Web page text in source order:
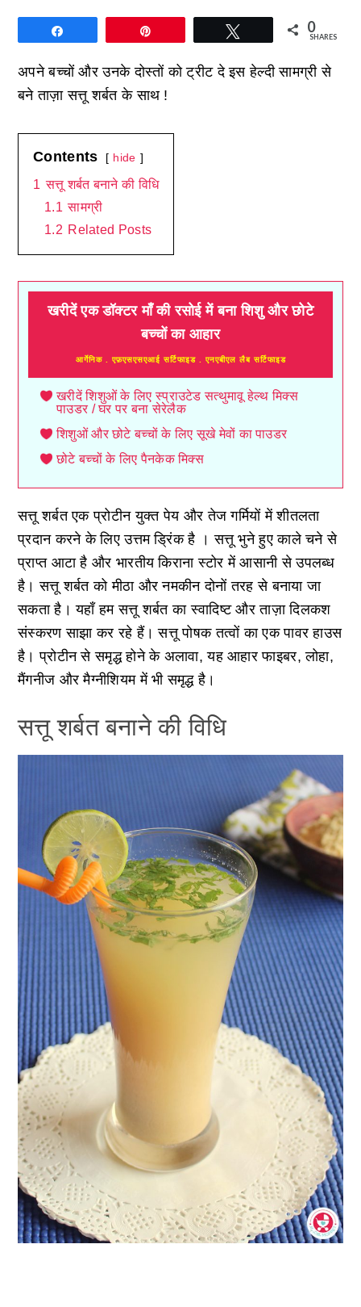
0
SHARES
अपने बच्चों और उनके दोस्तों को ट्रीट दे इस हेल्दी सामग्री से
बने ताज़ा सत्तू शर्बत के साथ !
Contents hide
1 सत्तू शर्बत बनाने की विधि
1.1 सामग्री
1.2 Related Posts
खरीदें एक डॉक्टर माँ की रसोई में बना शिशु और छोटे
बच्चों का आहार
आर्गेनिक . एफ़एसएसएआई सर्टिफाइड . एनएबीएल लैब सर्टिफाइड
खरीदें शिशुओं के लिए स्प्राउटेड सत्थुमावू हेल्थ मिक्स
पाउडर / घर पर बना सेरेलैक
शिशुओं और छोटे बच्चों के लिए सूखे मेवों का पाउडर
छोटे बच्चों के लिए पैनकेक मिक्स
सत्तू शर्बत एक प्रोटीन युक्त पेय और तेज गर्मियों में शीतलता
प्रदान करने के लिए उत्तम ड्रिंक है । सत्तू भुने हुए काले चने से
प्राप्त आटा है और भारतीय किराना स्टोर में आसानी से उपलब्ध
है। सत्तू शर्बत को मीठा और नमकीन दोनों तरह से बनाया जा
सकता है। यहाँ हम सत्तू शर्बत का स्वादिष्ट और ताज़ा दिलकश
संस्करण साझा कर रहे हैं। सत्तू पोषक तत्वों का एक पावर हाउस
है। प्रोटीन से समृद्ध होने के अलावा, यह आहार फाइबर, लोहा,
मैंगनीज और मैग्नीशियम में भी समृद्ध है।
सत्तू शर्बत बनाने की विधि